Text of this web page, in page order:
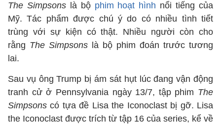
The Simpsonslà bộ phim hoạt hình nổi tiếng của
Mỹ. Tác phẩm được chú ý do có nhiều tình tiết
trùng với sự kiện có thật. Nhiều người còn cho
rằng The Simpsons là bộ phim đoán trước tương
lai.
Sau vụ ông Trump bị ám sát hụt lúc đang vận động
tranh cử ở Pennsylvania ngày 13/7, tập phim The
Simpsonscó tựa đề Lisa the Iconoclast bị gỡ. Lisa
the Iconoclast được trích từ tập 16 của series, kể về